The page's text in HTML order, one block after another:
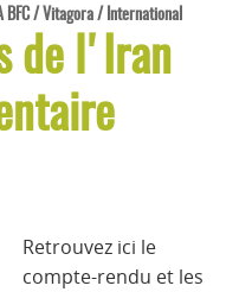
/ Vitagora / International
de l'Iran
Retrouvez ici le
compte-rendu et les